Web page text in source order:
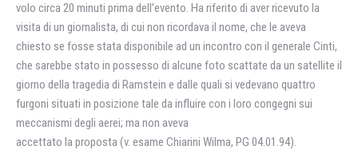
volo circa 20 minuti prima dell’evento. Ha riferito di aver ricevuto la
visita di un giornalista, di cui non ricordava il nome, che le aveva
chiesto se fosse stata disponibile ad un incontro con il generale Cinti,
che sarebbe stato in possesso di alcune foto scattate da un satellite il
giorno della tragedia di Ramstein e dalle quali si vedevano quattro
furgoni situati in posizione tale da influire con i loro congegni sui
meccanismi degli aerei; ma non aveva
accettato la proposta (v. esame Chiarini Wilma, PG 04.01.94).